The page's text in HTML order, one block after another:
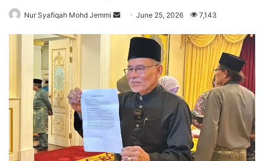
Nur Syafiqah Mohd Jemmi
a
n
e
a
i
l
June 25, 2026 7,143